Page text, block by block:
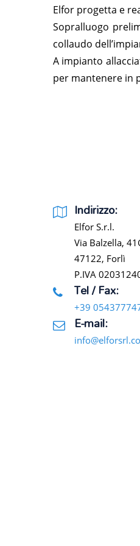
Elfor progetta e
Sopralluogo
collaudo
A impianto
per mantenere in
Indirizzo:
Elfor S.r.l.
Via Balzella,
47122, Forlì
P.IVA
Tel / Fax:
+39
E-mail: